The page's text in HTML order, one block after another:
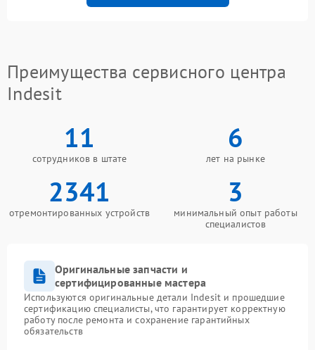
Преимущества сервисного центра
Indesit
11
сотрудников в штате
6
лет на рынке
2341
отремонтированных устройств
3
минимальный опыт работы
специалистов
Оригинальные запчасти и
сертифицированные мастера
Используются оригинальные детали Indesit и прошедшие
сертификацию специалисты, что гарантирует корректную
работу после ремонта и сохранение гарантийных
обязательств